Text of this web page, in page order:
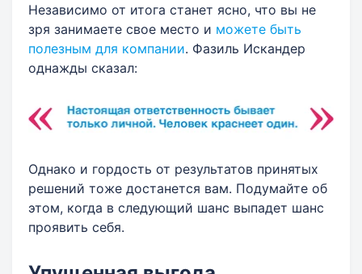
Независимо от итога станет ясно, что вы не
зря занимаете свое место и можете быть
полезным для компании. Фазиль Искандер
однажды сказал:
Однако и гордость от результатов принятых
решений тоже достанется вам. Подумайте об
этом, когда в следующий шанс выпадет шанс
проявить себя.